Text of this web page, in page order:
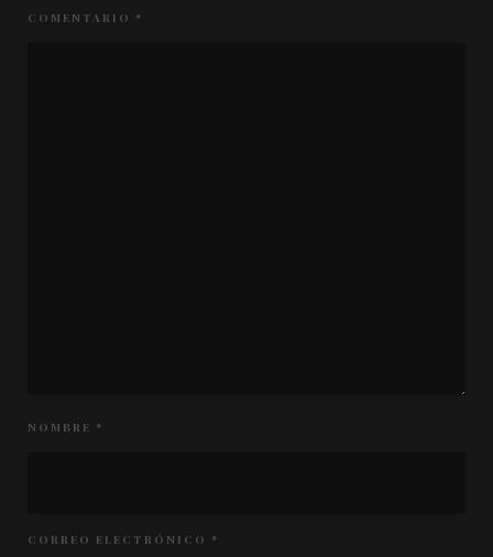
COMENTARIO *
NOMBRE *
CORREO ELECTRÓNICO *